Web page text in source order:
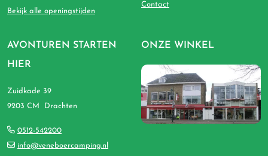
AVONTUREN STARTEN
HIER
Zuidkade 39
9203 CM Drachten
0512-542200
info@veneboercamping.nl
Bekijk alle openingstijden
Contact
ONZE WINKEL